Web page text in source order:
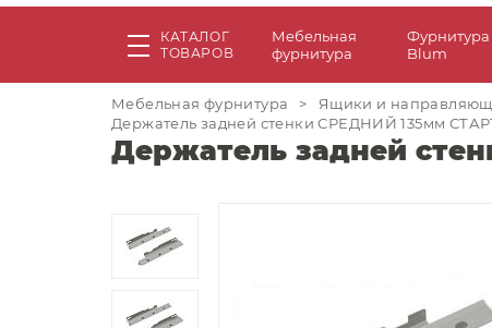
КАТАЛОГ
ТОВАРОВ
Мебельная
фурнитура
Фурнитура
Blum
Мебельная фурнитура > Ящики и
Держатель задней стенки СРЕДНИЙ 135мм СТАРТ
Держатель задней